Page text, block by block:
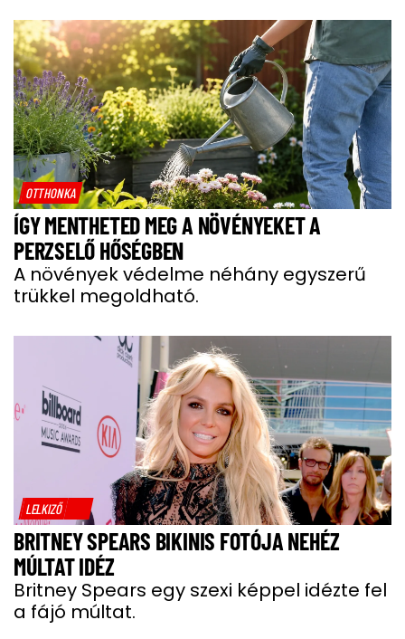
OTTHONKA
ÍGY MENTHETED MEG A NÖVÉNYEKET A
PERZSELŐ HŐSÉGBEN
A növények védelme néhány egyszerű
trükkel megoldható.
LELKIZŐ
BRITNEY SPEARS BIKINIS FOTÓJA NEHÉZ
MÚLTAT IDÉZ
Britney Spears egy szexi képpel idézte fel
a fájó múltat.